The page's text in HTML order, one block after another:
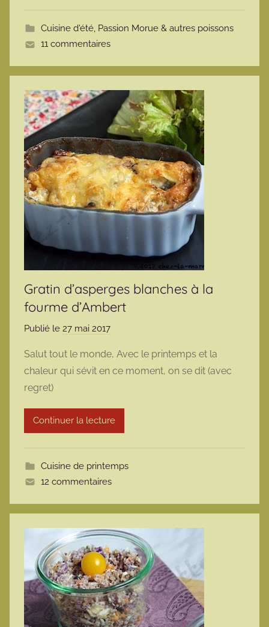
t
e
Cuisine d'été, Passion Morue & autres poissons
11 commentaires
Gratin d’asperges blanches à la
fourme d’Ambert
Publié le 27 mai 2017
r
m
r
m
t
e
Salut tout le monde, Avec le printemps et la
chaleur qui sévit en ce moment, on se dit (avec
regret)
Continuer la lecture
Cuisine de printemps
12 commentaires